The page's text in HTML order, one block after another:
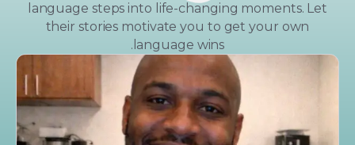
language steps into life-changing moments. Let
their stories motivate you to get your own
language wins.